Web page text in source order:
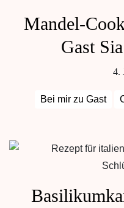
Mandel-
Gast
4.
Bei mir zu Gast